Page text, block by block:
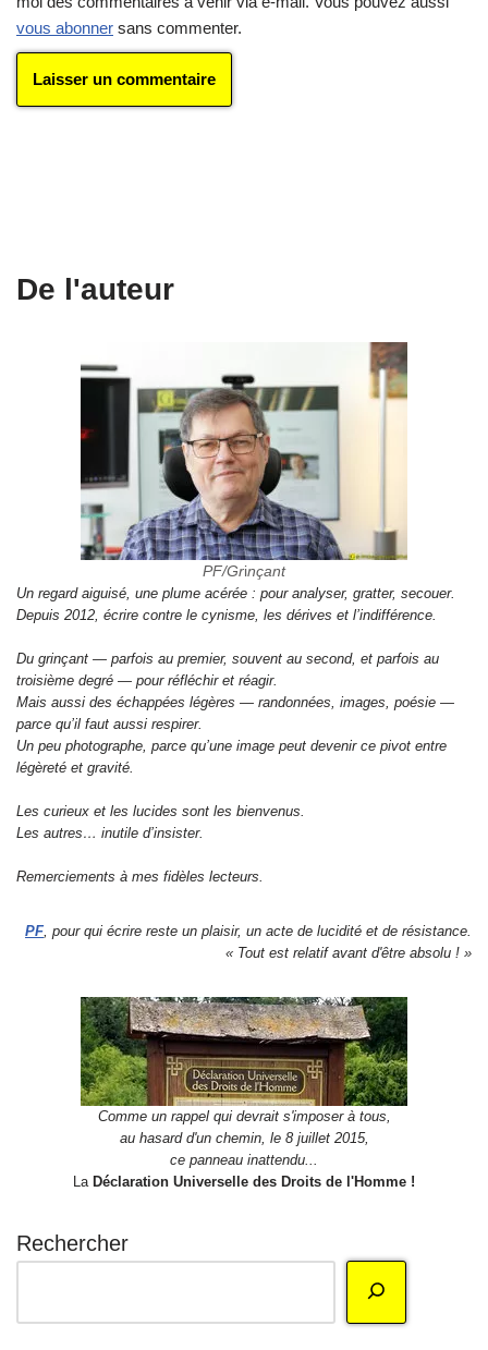
vous abonner sans commenter.
De l'auteur
PF/Grinçant
Un regard aiguisé, une plume acérée : pour analyser, gratter, secouer.
Depuis 2012, écrire contre le cynisme, les dérives et l’indifférence.
Du grinçant — parfois au premier, souvent au second, et parfois au
troisième degré — pour réfléchir et réagir.
Mais aussi des échappées légères — randonnées, images, poésie —
parce qu’il faut aussi respirer.
Un peu photographe, parce qu’une image peut devenir ce pivot entre
légèreté et gravité.
Les curieux et les lucides sont les bienvenus.
Les autres… inutile d’insister.
Remerciements à mes fidèles lecteurs.
PF, pour qui écrire reste un plaisir, un acte de lucidité et de résistance.
« Tout est relatif avant d'être absolu ! »
Comme un rappel qui devrait s'imposer à tous,
au hasard d'un chemin, le 8 juillet 2015,
ce panneau inattendu...
La Déclaration Universelle des Droits de l'Homme !
Rechercher